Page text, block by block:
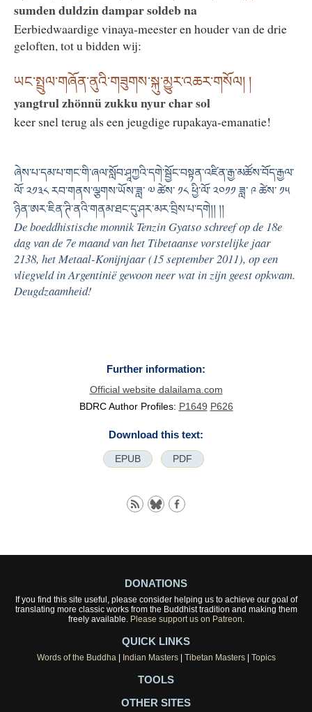
sumden duldzin dampar soldeb na
Eerbiedwaardige vinaya-meester en houder van de drie
geloften, tot u bidden wij:
ཡང་སྤྲུལ་གཞོན་ནུའི་གཟུགས་སྐུ་མྱུར་འཆར་གསོལ། །
yangtrul zhönnü zukku nyur char sol
keer snel terug als een jeugdige rupakaya-emanatie!
ཞེས་པ་དམ་པ་གང་གི་ཞལ་སློབ་ཤཱཀྱའི་དགེ་སྦྱོང་བསྟན་འཛིན་རྒྱ་མཚོས་བོད་རྒྱལ་
ལོ་ ༢༡༣༨ རབ་གནས་ལྕགས་ཡོས་ཟླ་ ༧ ཚེས་ ༡༨ ཕྱི་ལོ་ ༢༠༡༡ ཟླ་ ༩ ཚེས་ ༡༥
ཉིན་ཨར་ཇིན་ཊི་ནའི་གནམ་ཐང་དུ་ཤར་མར་བྲིས་པ་དགེ།། །།
De boeddhistische monnik Tenzin Gyatso schreef op de 18e
dag van de 7e maand van het Tibetaanse vorstelijke jaar
2138, het Metaal-Konijnjaar (15 september 2011), op een
vliegveld in Argentinië gewoon neer wat in zijn geest opkwam.
Deugdzaamheid!
Further information:
Official website dalailama.com
BDRC Author Profiles: P1649 P626
Download this text:
EPUB PDF
DONATIONS
If you find this site useful, please consider helping us to achieve our goal of
translating more classic works from the Buddhist tradition and making them
freely available. Please support us on Patreon.
QUICK LINKS
Words of the Buddha | Indian Masters| Tibetan Masters| Topics
TOOLS
OTHER SITES